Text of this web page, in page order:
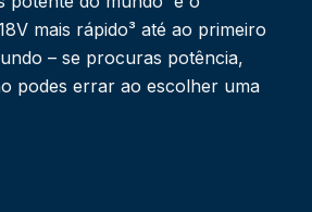
mais rápido³ até ao primeiro
– se procuras potência,
podes errar ao escolher uma